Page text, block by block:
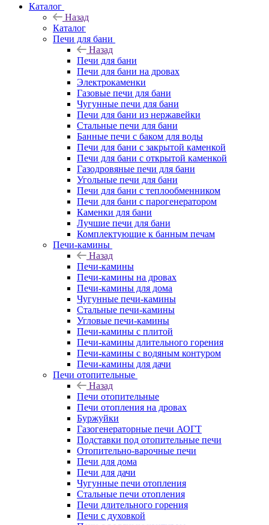
Каталог
Назад
Каталог
Печи для бани
Назад
Печи для бани
Печи для бани на дровах
Электрокаменки
Газовые печи для бани
Чугунные печи для бани
Печи для бани из нержавейки
Стальные печи для бани
Банные печи с баком для воды
Печи для бани с закрытой каменкой
Печи для бани с открытой каменкой
Газодровяные печи для бани
Угольные печи для бани
Печи для бани с теплообменником
Печи для бани с парогенератором
Каменки для бани
Лучшие печи для бани
Комплектующие к банным печам
Печи-камины
Назад
Печи-камины
Печи-камины на дровах
Печи-камины для дома
Чугунные печи-камины
Стальные печи-камины
Угловые печи-камины
Печи-камины с плитой
Печи-камины длительного горения
Печи-камины с водяным контуром
Печи-камины для дачи
Печи отопительные
Назад
Печи отопительные
Печи отопления на дровах
Буржуйки
Газогенераторные печи АОГТ
Подставки под отопительные печи
Отопительно-варочные печи
Печи для дома
Печи для дачи
Чугунные печи отопления
Стальные печи отопления
Печи длительного горения
Печи с духовкой